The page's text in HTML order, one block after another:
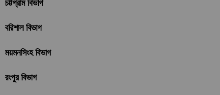
চট্টগ্রাম বিভাগ
বরিশাল বিভাগ
ময়মনসিংহ বিভাগ
রংপুর বিভাগ